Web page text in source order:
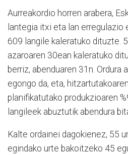
Aurreakordio horren arabera,
lantegia itxi eta lan
609 langile kaleratuko dituzte.
azaroaren 30ean kaleratuko
berriz, abenduaren 31n. Ordura
egongo da, eta,
planifikatutako produkzioaren
langileek abuztutik abendura
Kalte ordainei dagokienez, 55
egindako urte bakoitzeko 45